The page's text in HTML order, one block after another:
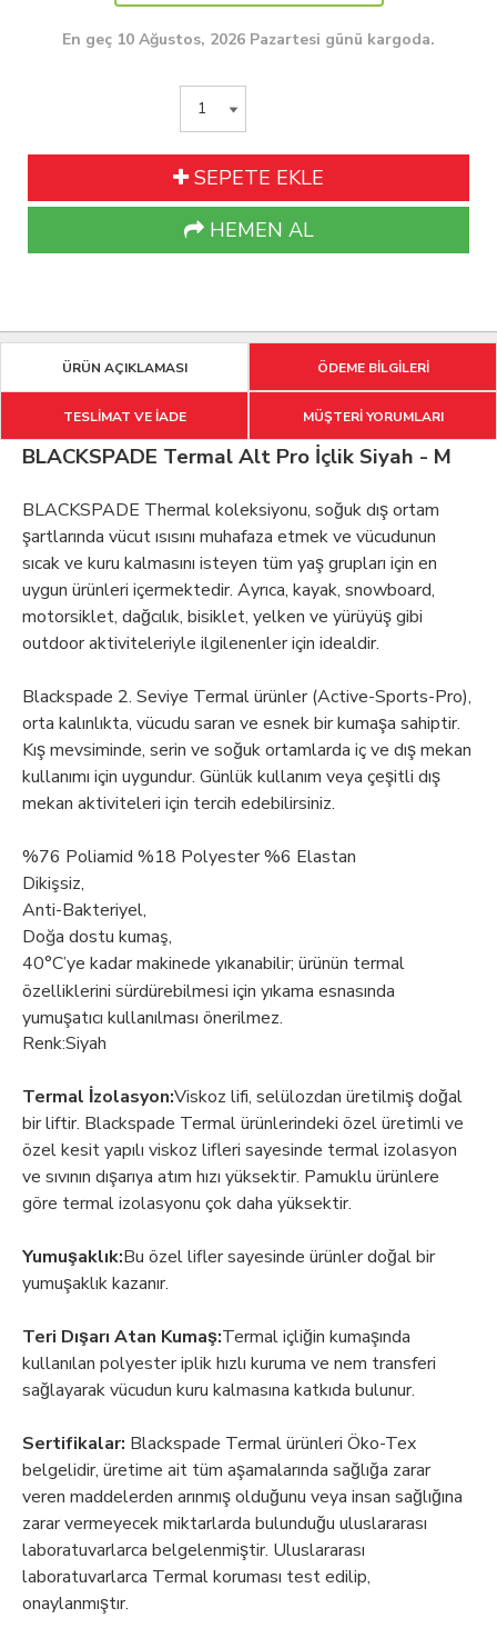
En geç 10 Ağustos, 2026 Pazartesi günü kargoda.
SEPETE EKLE
HEMEN AL
ÜRÜN AÇIKLAMASI ÖDEME BİLGİLERİ
TESLİMAT VE İADE MÜŞTERİ YORUMLARI
BLACKSPADE Termal Alt Pro İçlik Siyah - M
BLACKSPADE Thermal koleksiyonu, soğuk dış ortam
şartlarında vücut ısısını muhafaza etmek ve vücudunun
sıcak ve kuru kalmasını isteyen tüm yaş grupları için en
uygun ürünleri içermektedir. Ayrıca, kayak, snowboard,
motorsiklet, dağcılık, bisiklet, yelken ve yürüyüş gibi
outdoor aktiviteleriyle ilgilenenler için idealdir.
Blackspade 2. Seviye Termal ürünler (Active-Sports-Pro),
orta kalınlıkta, vücudu saran ve esnek bir kumaşa sahiptir.
Kış mevsiminde, serin ve soğuk ortamlarda iç ve dış mekan
kullanımı için uygundur. Günlük kullanım veya çeşitli dış
mekan aktiviteleri için tercih edebilirsiniz.
%76 Poliamid %18 Polyester %6 Elastan
Dikişsiz,
Anti-Bakteriyel,
Doğa dostu kumaş,
40°C’ye kadar makinede yıkanabilir; ürünün termal
özelliklerini sürdürebilmesi için yıkama esnasında
yumuşatıcı kullanılması önerilmez.
Renk:Siyah
Termal İzolasyon:Viskoz lifi, selülozdan üretilmiş doğal
bir liftir. Blackspade Termal ürünlerindeki özel üretimli ve
özel kesit yapılı viskoz lifleri sayesinde termal izolasyon
ve sıvının dışarıya atım hızı yüksektir. Pamuklu ürünlere
göre termal izolasyonu çok daha yüksektir.
Yumuşaklık:Bu özel lifler sayesinde ürünler doğal bir
yumuşaklık kazanır.
Teri Dışarı Atan Kumaş:Termal içliğin kumaşında
kullanılan polyester iplik hızlı kuruma ve nem transferi
sağlayarak vücudun kuru kalmasına katkıda bulunur.
Sertifikalar: Blackspade Termal ürünleri Öko-Tex
belgelidir, üretime ait tüm aşamalarında sağlığa zarar
veren maddelerden arınmış olduğunu veya insan sağlığına
zarar vermeyecek miktarlarda bulunduğu uluslararası
laboratuvarlarca belgelenmiştir. Uluslararası
laboratuvarlarca Termal koruması test edilip,
onaylanmıştır.